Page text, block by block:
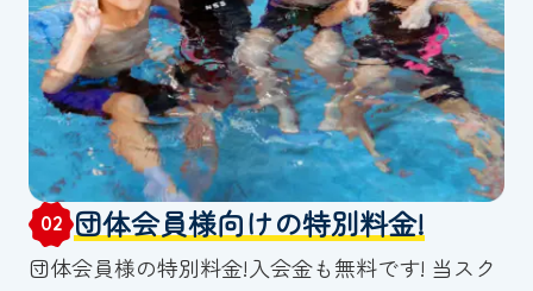
02 団体会員様向けの特別料金!
団体会員様の特別料金!入会金も無料です! 当スク